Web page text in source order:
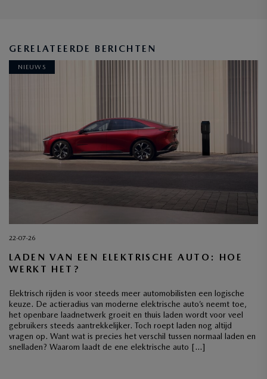
GERELATEERDE BERICHTEN
NIEUWS
22-07-26
LADEN VAN EEN ELEKTRISCHE AUTO: HOE
WERKT HET?
Elektrisch rijden is voor steeds meer automobilisten een logische
keuze. De actieradius van moderne elektrische auto’s neemt toe,
het openbare laadnetwerk groeit en thuis laden wordt voor veel
gebruikers steeds aantrekkelijker. Toch roept laden nog altijd
vragen op. Want wat is precies het verschil tussen normaal laden en
snelladen? Waarom laadt de ene elektrische auto […]